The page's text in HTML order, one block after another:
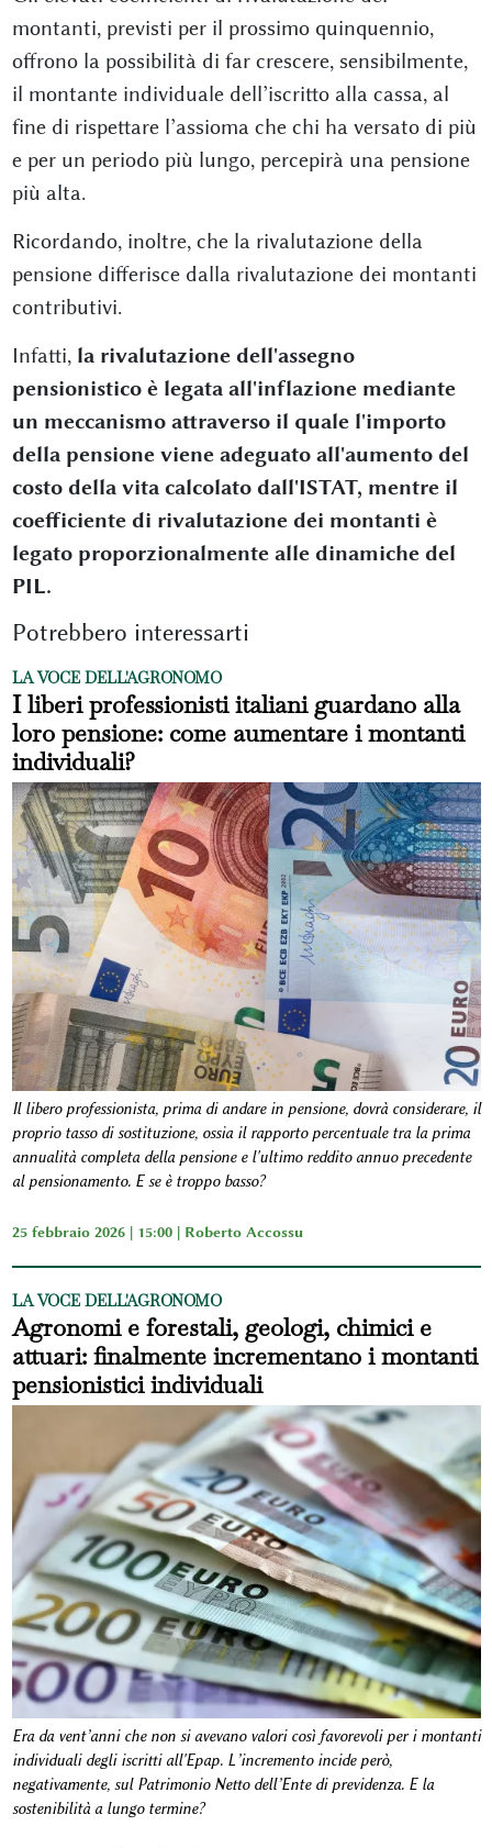
montanti, previsti per il prossimo quinquennio,
offrono la possibilità di far crescere, sensibilmente,
il montante individuale dell’iscritto alla cassa, al
fine di rispettare l’assioma che chi ha versato di più
e per un periodo più lungo, percepirà una pensione
più alta.
Ricordando, inoltre, che la rivalutazione della
pensione differisce dalla rivalutazione dei montanti
contributivi.
Infatti, la rivalutazione dell'assegno
pensionistico è legata all'inflazione mediante
un meccanismo attraverso il quale l'importo
della pensione viene adeguato all'aumento del
costo della vita calcolato dall'ISTAT, mentre il
coefficiente di rivalutazione dei montanti è
legato proporzionalmente alle dinamiche del
PIL.
Potrebbero interessarti
LA VOCE DELL'AGRONOMO
I liberi professionisti italiani guardano alla
loro pensione: come aumentare i montanti
individuali?
Il libero professionista, prima di andare in pensione, dovrà considerare, il
proprio tasso di sostituzione, ossia il rapporto percentuale tra la prima
annualità completa della pensione e l'ultimo reddito annuo precedente
al pensionamento. E se è troppo basso?
25 febbraio 2026 | 15:00 | Roberto Accossu
LA VOCE DELL'AGRONOMO
Agronomi e forestali, geologi, chimici e
attuari: finalmente incrementano i montanti
pensionistici individuali
Era da vent’anni che non si avevano valori così favorevoli per i montanti
individuali degli iscritti all'Epap. L’incremento incide però,
negativamente, sul Patrimonio Netto dell’Ente di previdenza. E la
sostenibilità a lungo termine?